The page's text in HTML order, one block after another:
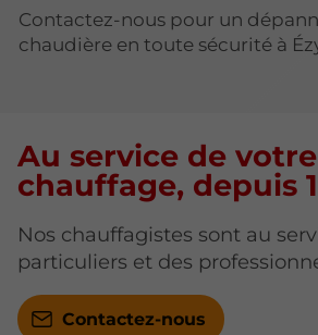
Contactez-nous pour un
chaudière en toute sécurité à
Au service de votre
chauffage, depuis
Nos chauffagistes sont au
particuliers et des
Contactez-nous